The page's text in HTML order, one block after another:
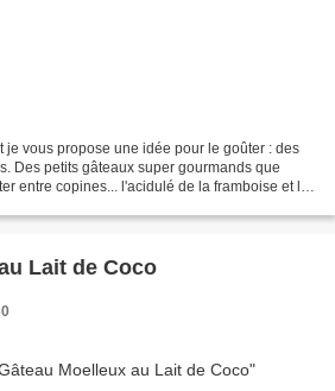
je vous propose une idée pour le goûter : des
Des petits gâteaux super gourmands que
entre copines... l'acidulé de la framboise et le
Lait de Coco